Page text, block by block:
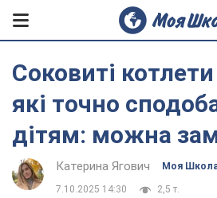
Соковиті
які точно
дітям: можна
Катерина Ягович Моя
7.10.2025 14:30 2,5 т.